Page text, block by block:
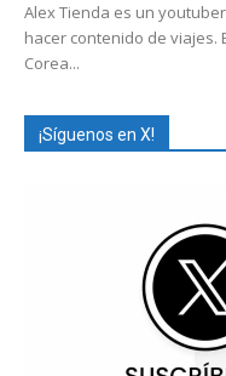
Alex Tienda es un
hacer contenido de viajes.
Corea...
¡Síguenos en X!